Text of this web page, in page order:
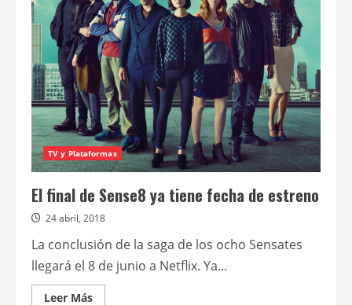
tráiler
de
Matrix
Resurrecciones
TV y Plataformas
El final de Sense8 ya tiene fecha de estreno
24 abril, 2018
La conclusión de la saga de los ocho Sensates
llegará el 8 de junio a Netflix. Ya...
Leer MásLeer